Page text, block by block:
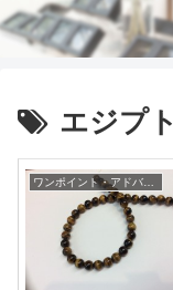
エジプト
ワンポイント・アドバイス